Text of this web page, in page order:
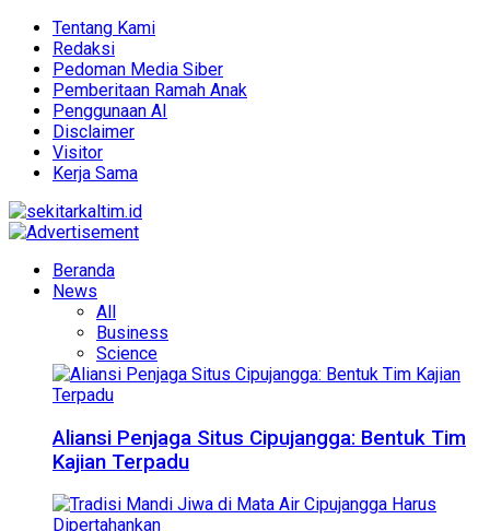
Tentang Kami
Redaksi
Pedoman Media Siber
Pemberitaan Ramah Anak
Penggunaan AI
Disclaimer
Visitor
Kerja Sama
Beranda
News
All
Business
Science
Aliansi Penjaga Situs Cipujangga: Bentuk Tim
Kajian Terpadu